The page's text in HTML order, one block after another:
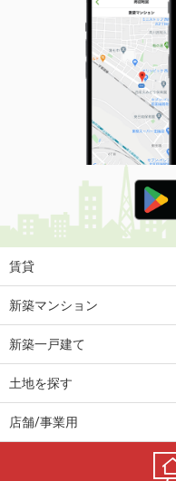
賃貸
新築マンション
新築一戸建て
土地を探す
店舗/事業用